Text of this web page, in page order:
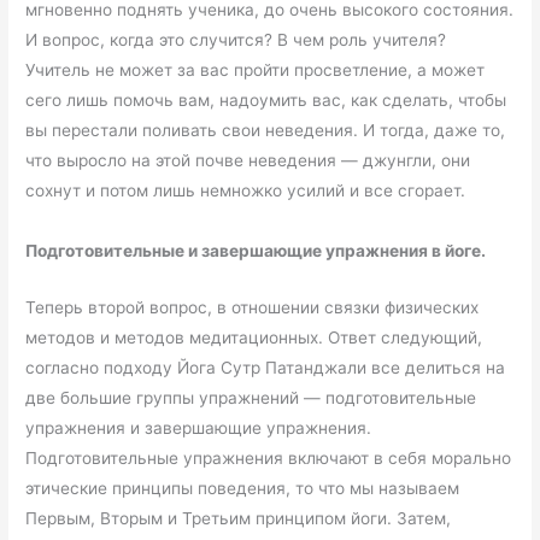
мгновенно поднять ученика, до очень высокого состояния.
И вопрос, когда это случится? В чем роль учителя?
Учитель не может за вас пройти просветление, а может
сего лишь помочь вам, надоумить вас, как сделать, чтобы
вы перестали поливать свои неведения. И тогда, даже то,
что выросло на этой почве неведения — джунгли, они
сохнут и потом лишь немножко усилий и все сгорает.
Подготовительные и завершающие упражнения в йоге.
Теперь второй вопрос, в отношении связки физических
методов и методов медитационных. Ответ следующий,
согласно подходу Йога Сутр Патанджали все делиться на
две большие группы упражнений — подготовительные
упражнения и завершающие упражнения.
Подготовительные упражнения включают в себя морально
этические принципы поведения, то что мы называем
Первым, Вторым и Третьим принципом йоги. Затем,